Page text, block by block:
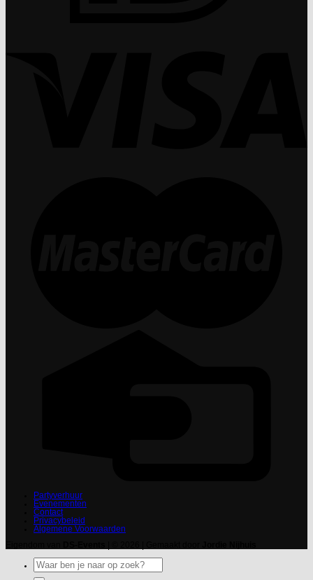
Partyverhuur
Evenementen
Contact
Privacybeleid
Algemene Voorwaarden
Zoeken
naar: